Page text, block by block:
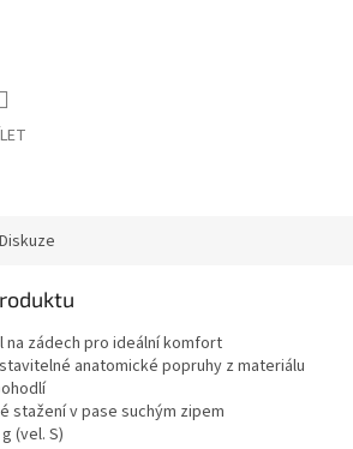
Diskuze
na zádech pro ideální komfort
anatomické popruhy z materiálu
stažení v pase suchým zipem
(vel. S)